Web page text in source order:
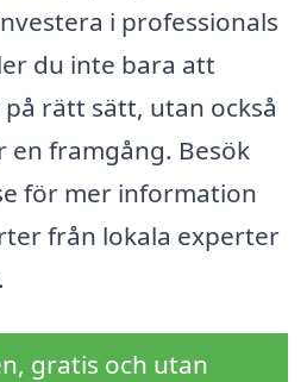
i professionals
du inte bara att
rätt sätt, utan också
framgång. Besök
för mer information
från lokala experter
gratis och utan